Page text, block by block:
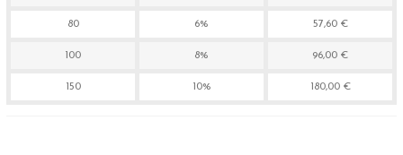
80 6% 57,60 €
100 8% 96,00 €
150 10% 180,00 €